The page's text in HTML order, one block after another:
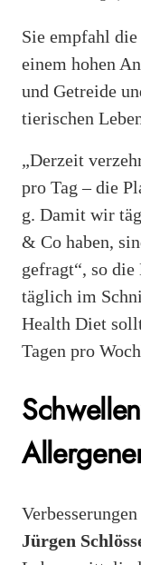
Sie empfahl
einem hohen
und Getreide
tierischen
„Derzeit
pro Tag – die
g. Damit wir
& Co haben,
gefragt“, so
täglich im
Health Diet
Tagen pro
Jürgen